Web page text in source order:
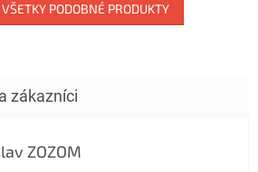
PODOBNÉ PRODUKTY
ZOZOM